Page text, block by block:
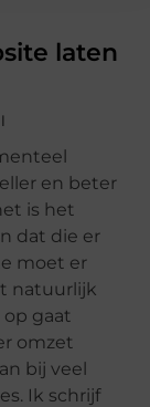
laten
en beter
is het
dat die er
moet er
natuurlijk
gaat
omzet
bij veel
Ik schrijf